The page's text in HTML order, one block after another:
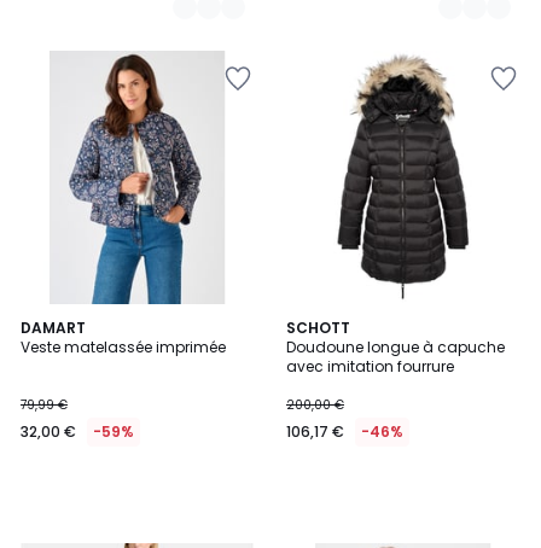
DAMART
Veste matelassée imprimée
79,99 €
32,00 € -59%
SCHOTT
Doudoune longue à capuche
avec imitation fourrure
200,00 €
106,17 € -46%